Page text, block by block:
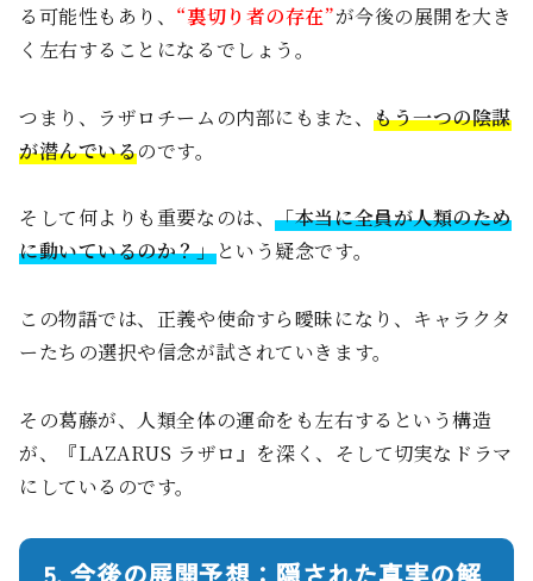
る可能性もあり、 “裏切り者の存在”が今後の展開を大き
く左右することになるでしょう。
つまり、ラザロチームの内部にもまた、もう一つの陰謀
が潜んでいるのです。
そして何よりも重要なのは、「本当に全員が人類のため
に動いているのか？」という疑念です。
この物語では、正義や使命すら曖昧になり、キャラクタ
ーたちの選択や信念が試されていきます。
その葛藤が、人類全体の運命をも左右するという構造
が、『LAZARUS ラザロ』を深く、そして切実なドラマ
にしているのです。